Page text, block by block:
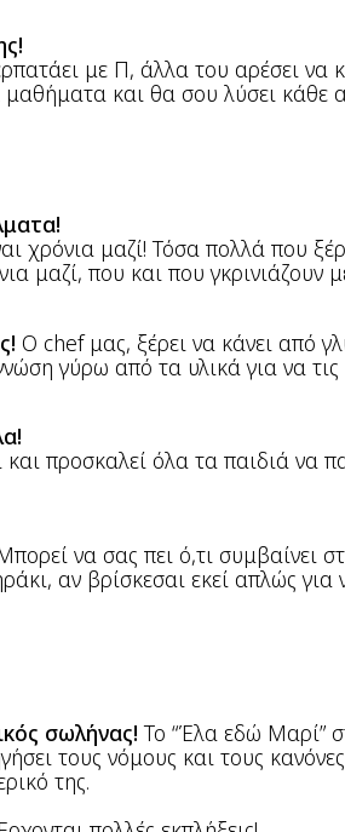
με Π, άλλα του αρέσει να
και θα σου λύσει κάθε
χρόνια μαζί! Τόσα πολλά που
μαζί, που και που γκρινιάζουν
Ο chef μας, ξέρει να κάνει από
γύρω από τα υλικά για να τις
και προσκαλεί όλα τα παιδιά να
να σας πει ό,τι συμβαίνει
αν βρίσκεσαι εκεί απλώς
σωλήνας!To “Έλα εδώ Μαρί”
τους νόμους και τους
της.